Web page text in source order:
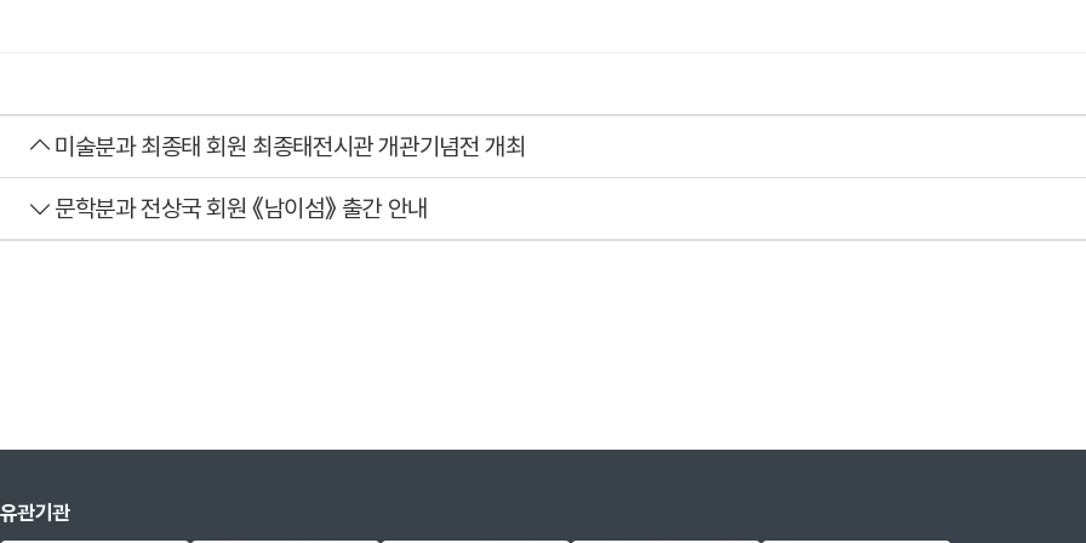
미술분과 최종태 회원 최종태전시관 개관기념전 개최
문학분과 전상국 회원 《남이섬》 출간 안내
유관기관